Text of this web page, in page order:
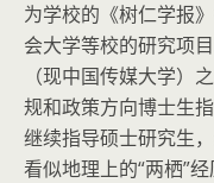
为学校的《树仁学报
会大学等校的研究项
（现中国传媒大学）
规和政策方向博士生
继续指导硕士研究生
看似地理上的“两栖”